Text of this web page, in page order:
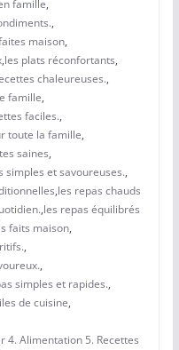
famille,
,
maison,
,les plats réconfortants,
chaleureuses.,
famille,
faciles.,
toute la famille,
saines,
simples et savoureuses.,
,les repas chauds
,les repas équilibrés
faits maison,
,
,
simples et rapides.,
de cuisine,
4. Alimentation 5. Recettes